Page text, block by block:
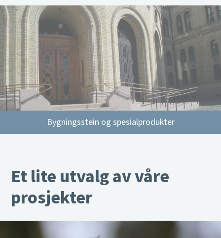
Bygningsstein og spesialprodukter
Et lite utvalg av våre
prosjekter